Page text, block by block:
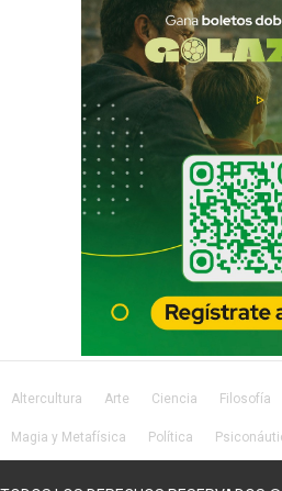
Altercultura Arte Ciencia Filosofía
Magia y Metafísica Política